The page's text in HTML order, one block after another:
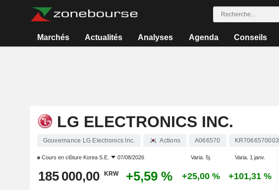
Marchés Actualités Analyses Agenda Conseils
LG ELECTRONICS INC.
Gouvernance LG Electronics Inc. Actions A066570 KR7066570003
Cours en clôture Korea S.E. 07/08/2026 Varia. 5j. Varia. 1 janv.
185 000,00 KRW +5,59 % +25,00 % +101,31 %